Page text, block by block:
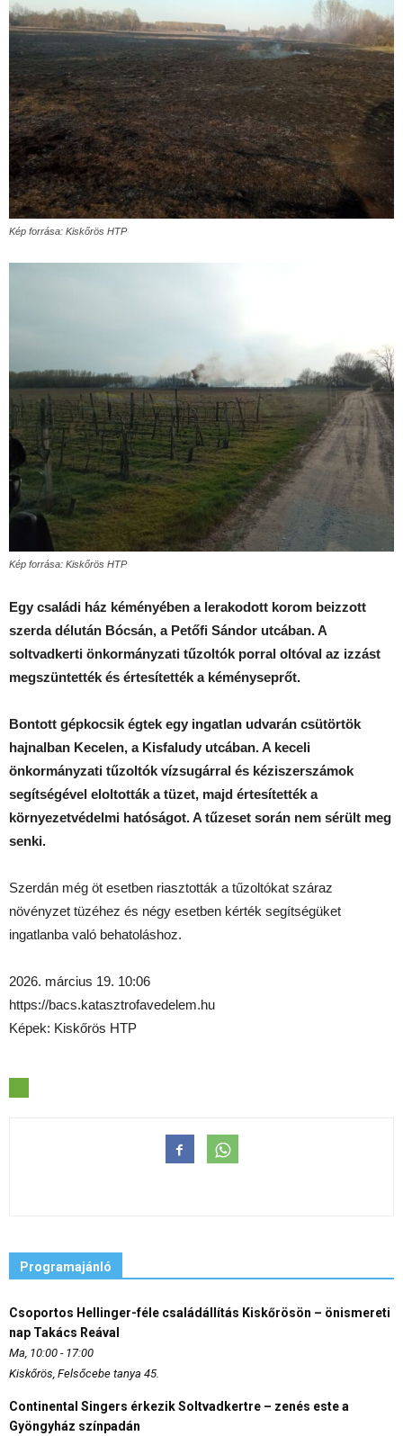
Kép forrása: Kiskőrös HTP
Kép forrása: Kiskőrös HTP
Egy családi ház kéményében a lerakodott korom beizzott
szerda délután Bócsán, a Petőfi Sándor utcában. A
soltvadkerti önkormányzati tűzoltók porral oltóval az izzást
megszüntették és értesítették a kéményseprőt.
Bontott gépkocsik égtek egy ingatlan udvarán csütörtök
hajnalban Kecelen, a Kisfaludy utcában. A keceli
önkormányzati tűzoltók vízsugárral és kéziszerszámok
segítségével eloltották a tüzet, majd értesítették a
környezetvédelmi hatóságot. A tűzeset során nem sérült meg
senki.
Szerdán még öt esetben riasztották a tűzoltókat száraz
növényzet tüzéhez és négy esetben kérték segítségüket
ingatlanba való behatoláshoz.
2026. március 19. 10:06
https://bacs.katasztrofavedelem.hu
Képek: Kiskőrös HTP
Programajánló
Csoportos Hellinger-féle családállítás Kiskőrösön – önismereti
nap Takács Reával
Ma, 10:00 - 17:00
Kiskőrös, Felsőcebe tanya 45.
Continental Singers érkezik Soltvadkertre – zenés este a
Gyöngyház színpadán